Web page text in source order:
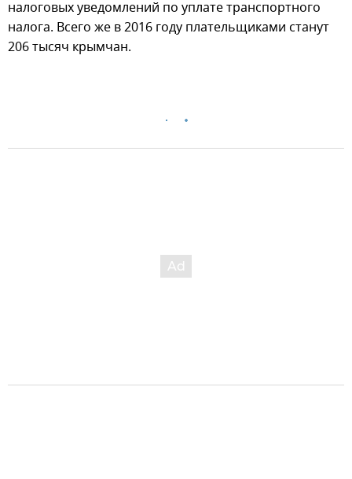
налоговых уведомлений по уплате транспортного
налога. Всего же в 2016 году плательщиками станут
206 тысяч крымчан.